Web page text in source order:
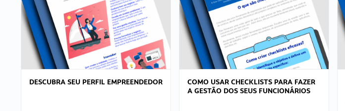
DESCUBRA SEU PERFIL EMPREENDEDOR
COMO USAR CHECKLISTS PARA FAZER
A GESTÃO DOS SEUS FUNCIONÁRIOS